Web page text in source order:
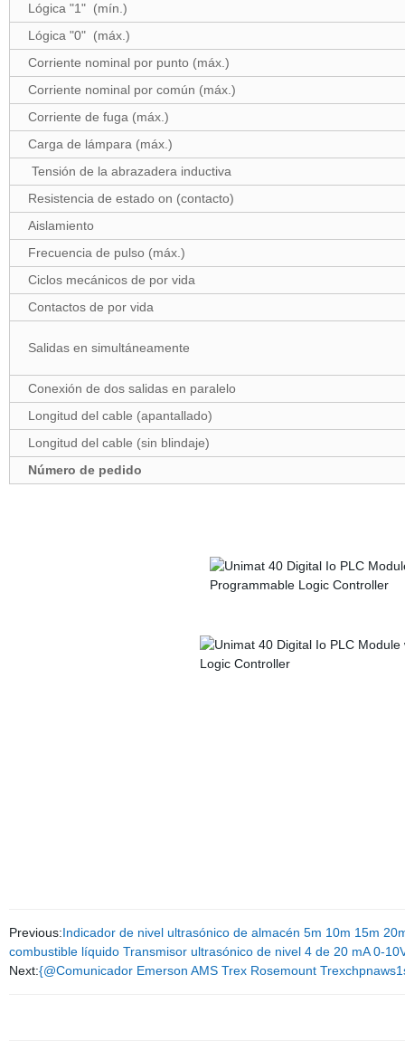
Lógica "1" (mín.)
Lógica "0" (máx.)
Corriente nominal por punto (máx.)
Corriente nominal por común (máx.)
Corriente de fuga (máx.)
Carga de lámpara (máx.)
Tensión de la abrazadera inductiva
Resistencia de estado on (contacto)
Aislamiento
Frecuencia de pulso (máx.)
Ciclos mecánicos de por vida
Contactos de por vida
Salidas en simultáneamente
Conexión de dos salidas en paralelo
Longitud del cable (apantallado)
Longitud del cable (sin blindaje)
Número de pedido
Previous:Indicador de nivel ultrasónico de almacén 5m 10m 15m
combustible líquido Transmisor ultrasónico de nivel 4 de 20 mA 0-
Next:{@Comunicador Emerson AMS Trex Rosemount